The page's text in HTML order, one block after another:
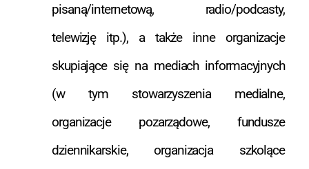
pisaną/internetową, radio/podcasty,
telewizję itp.), a także inne organizacje
skupiające się na mediach informacyjnych
(w tym stowarzyszenia medialne,
organizacje pozarządowe, fundusze
dziennikarskie, organizacja szkolące